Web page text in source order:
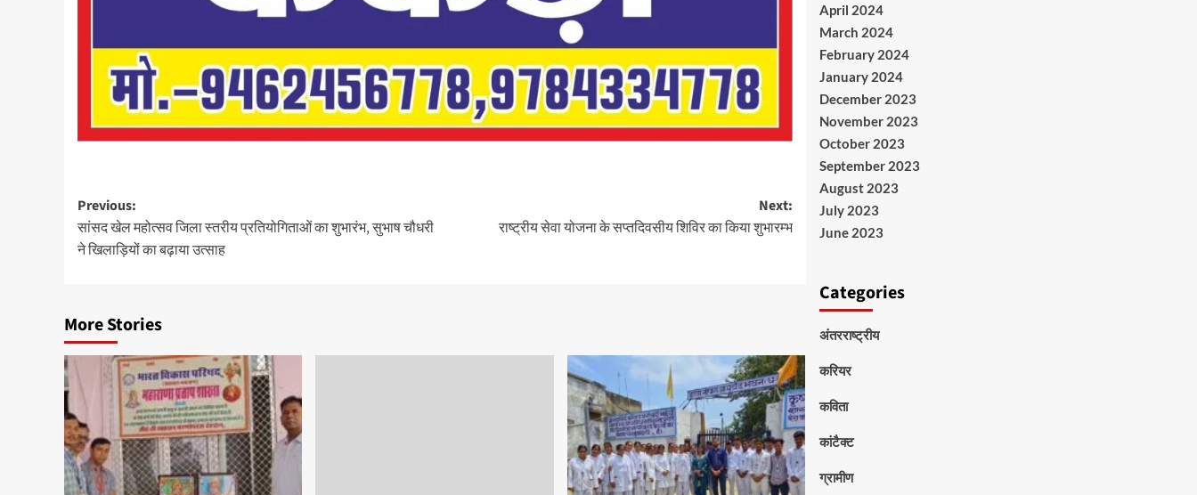
Previous:
सांसद खेल महोत्सव जिला स्तरीय प्रतियोगिताओं का शुभारंभ, सुभाष चौधरी
ने खिलाड़ियों का बढ़ाया उत्साह
Next:
राष्ट्रीय सेवा योजना के सप्तदिवसीय शिविर का किया शुभारम्भ
More Stories
April 2024
March 2024
February 2024
January 2024
December 2023
November 2023
October 2023
September 2023
August 2023
July 2023
June 2023
Categories
अंतरराष्ट्रीय
करियर
कविता
कांटैक्ट
ग्रामीण